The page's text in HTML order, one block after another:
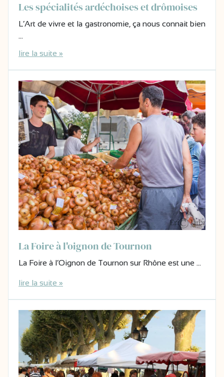
Les spécialités ardéchoises et drômoises
L’Art de vivre et la gastronomie, ça nous connait bien
…
lire la suite »
La Foire à l'oignon de Tournon
La Foire à l’Oignon de Tournon sur Rhône est une …
lire la suite »